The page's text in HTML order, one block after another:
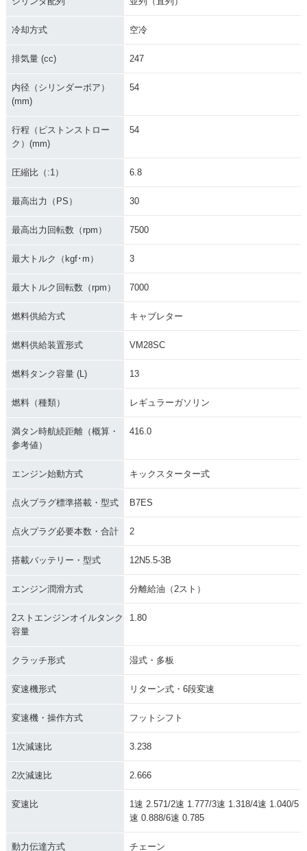
冷却方式 空冷
排気量 (cc) 247
内径（シリンダーボア）
(mm)
54
行程（ピストンストロー
ク）(mm)
54
圧縮比（:1） 6.8
最高出力（PS） 30
最高出力回転数（rpm） 7500
最大トルク（kgf･m） 3
最大トルク回転数（rpm） 7000
燃料供給方式 キャブレター
燃料供給装置形式 VM28SC
燃料タンク容量 (L) 13
燃料（種類） レギュラーガソリン
満タン時航続距離（概算・
参考値）
416.0
エンジン始動方式 キックスターター式
点火プラグ標準搭載・型式 B7ES
点火プラグ必要本数・合計 2
搭載バッテリー・型式 12N5.5-3B
エンジン潤滑方式 分離給油（2スト）
2ストエンジンオイルタンク
容量
1.80
クラッチ形式 湿式・多板
変速機形式 リターン式・6段変速
変速機・操作方式 フットシフト
1次減速比 3.238
2次減速比 2.666
変速比
1速 2.571/2速 1.777/3速 1.318/4速 1.040/5
速 0.888/6速 0.785
動力伝達方式 チェーン